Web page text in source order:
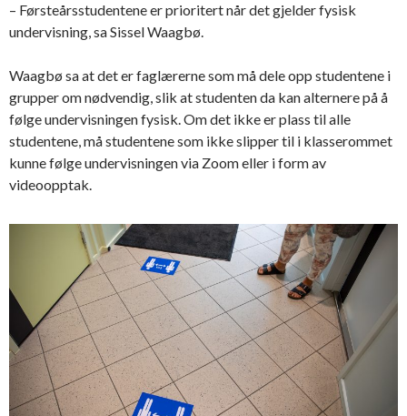
– Førsteårsstudentene er prioritert når det gjelder fysisk
undervisning, sa Sissel Waagbø.
Waagbø sa at det er faglærerne som må dele opp studentene i
grupper om nødvendig, slik at studenten da kan alternere på å
følge undervisningen fysisk. Om det ikke er plass til alle
studentene, må studentene som ikke slipper til i klasserommet
kunne følge undervisningen via Zoom eller i form av
videoopptak.